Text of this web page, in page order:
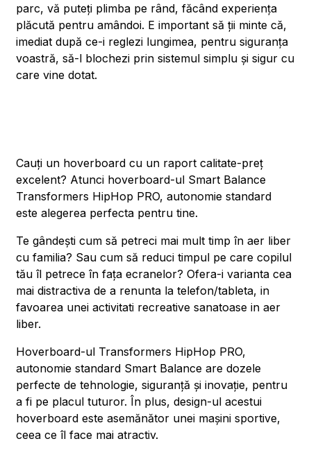
parc, vă puteți plimba pe rând, făcând experiența
plăcută pentru amândoi. E important să ții minte că,
imediat după ce-i reglezi lungimea, pentru siguranța
voastră, să-l blochezi prin sistemul simplu și sigur cu
care vine dotat.
Cauți un hoverboard cu un raport calitate-preț
excelent? Atunci hoverboard-ul Smart Balance
Transformers HipHop PRO, autonomie standard
este alegerea perfecta pentru tine.
Te gândești cum să petreci mai mult timp în aer liber
cu familia? Sau cum să reduci timpul pe care copilul
tău îl petrece în fața ecranelor? Ofera-i varianta cea
mai distractiva de a renunta la telefon/tableta, in
favoarea unei activitati recreative sanatoase in aer
liber.
Hoverboard-ul Transformers HipHop PRO,
autonomie standard Smart Balance are dozele
perfecte de tehnologie, siguranță și inovație, pentru
a fi pe placul tuturor. În plus, design-ul acestui
hoverboard este asemănător unei mașini sportive,
ceea ce îl face mai atractiv.